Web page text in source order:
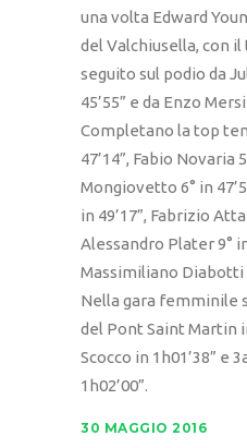
una volta Edward
del Valchiusella, con il
seguito sul podio da
45’55” e da Enzo Mersi
Completano la top
47’14”, Fabio Novaria
Mongiovetto 6° in
in 49’17”, Fabrizio
Alessandro Plater 9° in
Massimiliano Diabotti
Nella gara femminile
del Pont Saint Martin
Scocco in 1h01’38” e
1h02’00”.
30 MAGGIO 2016